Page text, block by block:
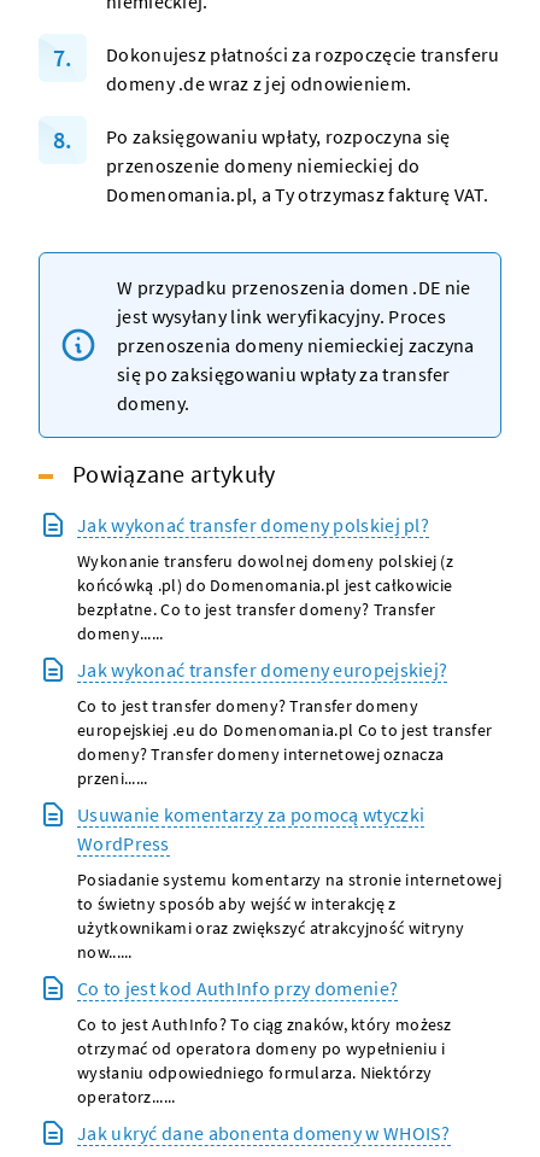
Dokonujesz płatności za rozpoczęcie transferu
domeny.de wraz z jej odnowieniem.
Po zaksięgowaniu wpłaty, rozpoczyna się
przenoszenie domeny niemieckiej do
Domenomania.pl, a Ty otrzymasz fakturę VAT.
W przypadku przenoszenia domen .DE nie
jest wysyłany link weryfikacyjny. Proces
przenoszenia domeny niemieckiej zaczyna
się po zaksięgowaniu wpłaty za transfer
domeny.
Powiązane artykuły
Jak wykonać transfer domeny polskiej pl?
Wykonanie transferu dowolnej domeny polskiej (z
końcówką .pl) do Domenomania.pl jest całkowicie
bezpłatne. Co to jest transfer domeny? Transfer
domeny......
Jak wykonać transfer domeny europejskiej?
Co to jest transfer domeny? Transfer domeny
europejskiej .eu do Domenomania.pl Co to jest transfer
domeny? Transfer domeny internetowej oznacza
przeni......
Usuwanie komentarzy za pomocą wtyczki
WordPress
Posiadanie systemu komentarzy na stronie internetowej
to świetny sposób aby wejść w interakcję z
użytkownikami oraz zwiększyć atrakcyjność witryny
now......
Co to jest kod AuthInfo przy domenie?
Co to jest AuthInfo? To ciąg znaków, który możesz
otrzymać od operatora domeny po wypełnieniu i
wysłaniu odpowiedniego formularza. Niektórzy
operatorz......
Jak ukryć dane abonenta domeny w WHOIS?